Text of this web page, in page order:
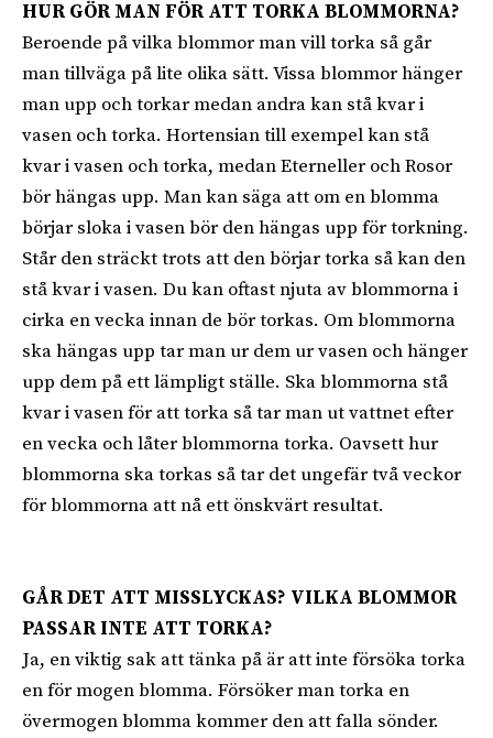
HUR GÖR MAN FÖR ATT TORKA BLOMMORNA?
Beroende på vilka blommor man vill torka så går
man tillväga på lite olika sätt. Vissa blommor hänger
man upp och torkar medan andra kan stå kvar i
vasen och torka. Hortensian till exempel kan stå
kvar i vasen och torka, medan Eterneller och Rosor
bör hängas upp. Man kan säga att om en blomma
börjar sloka i vasen bör den hängas upp för torkning.
Står den sträckt trots att den börjar torka så kan den
stå kvar i vasen. Du kan oftast njuta av blommorna i
cirka en vecka innan de bör torkas. Om blommorna
ska hängas upp tar man ur dem ur vasen och hänger
upp dem på ett lämpligt ställe. Ska blommorna stå
kvar i vasen för att torka så tar man ut vattnet efter
en vecka och låter blommorna torka. Oavsett hur
blommorna ska torkas så tar det ungefär två veckor
för blommorna att nå ett önskvärt resultat.
GÅR DET ATT MISSLYCKAS? VILKA BLOMMOR
PASSAR INTE ATT TORKA?
Ja, en viktig sak att tänka på är att inte försöka torka
en för mogen blomma. Försöker man torka en
övermogen blomma kommer den att falla sönder.